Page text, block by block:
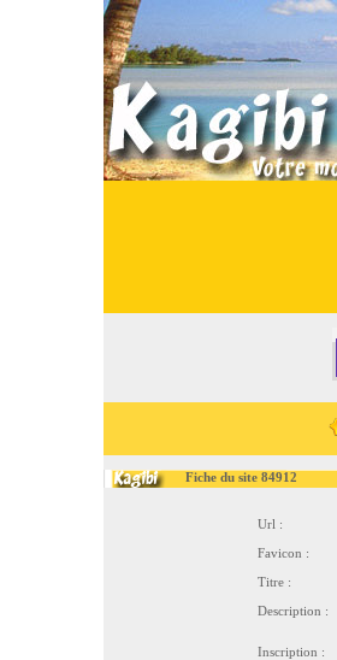
Fiche du site 84912
Url :
Favicon :
Titre :
Description :
Inscription :